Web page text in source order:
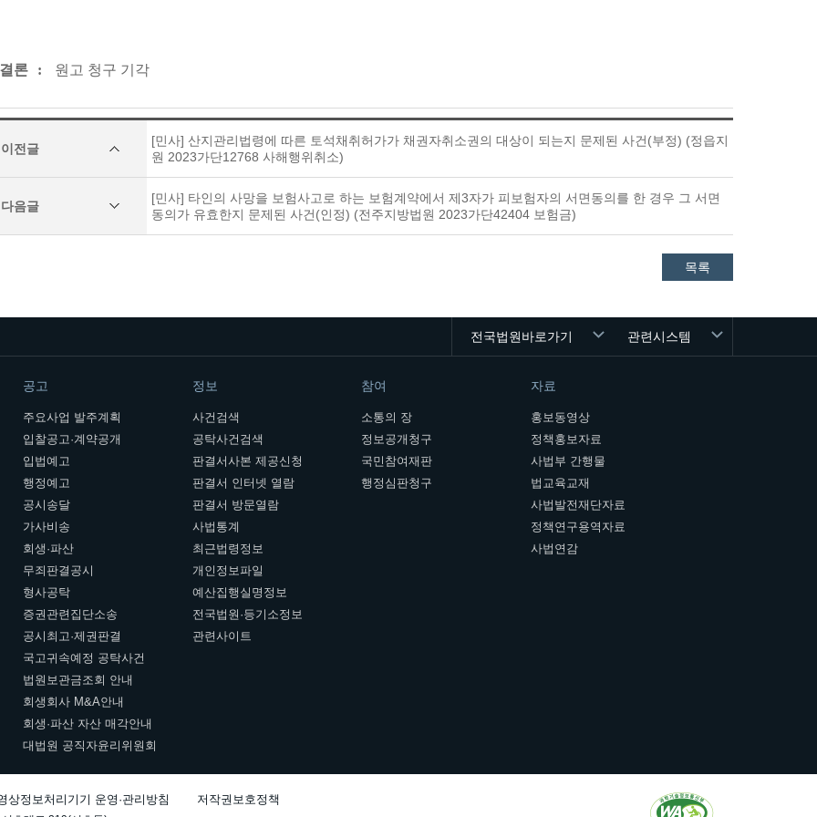
론 : 원고 청구 기각
이전글
[민사] 산지관리법령에 따른 토석채취허가가 채권자취소권의 대상이 되는지 문제된 사건(부정) (정읍지
원 2023가단12768 사해행위취소)
다음글
[민사] 타인의 사망을 보험사고로 하는 보험계약에서 제3자가 피보험자의 서면동의를 한 경우 그 서면
동의가 유효한지 문제된 사건(인정) (전주지방법원 2023가단42404 보험금)
목록
전국법원바로가기 관련시스템
공고
주요사업 발주계획
입찰공고·계약공개
입법예고
행정예고
공시송달
가사비송
회생·파산
무죄판결공시
형사공탁
증권관련집단소송
공시최고·제권판결
국고귀속예정 공탁사건
법원보관금조회 안내
회생회사 M&A안내
회생·파산 자산 매각안내
대법원 공직자윤리위원회
정보
사건검색
공탁사건검색
판결서사본 제공신청
판결서 인터넷 열람
판결서 방문열람
사법통계
최근법령정보
개인정보파일
예산집행실명정보
전국법원·등기소정보
관련사이트
참여
소통의 장
정보공개청구
국민참여재판
행정심판청구
자료
홍보동영상
정책홍보자료
사법부 간행물
법교육교재
사법발전재단자료
정책연구용역자료
사법연감
상정보처리기기 운영·관리방침 저작권보호정책